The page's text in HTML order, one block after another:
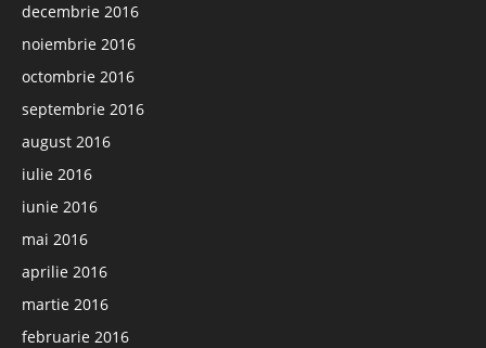
decembrie 2016
noiembrie 2016
octombrie 2016
septembrie 2016
august 2016
iulie 2016
iunie 2016
mai 2016
aprilie 2016
martie 2016
februarie 2016